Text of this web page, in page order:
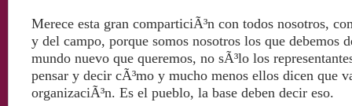
Merece esta gran comparticiÃ³n con todos nosotros,
y del campo, porque somos nosotros los que debemos
mundo nuevo que queremos, no sÃ³lo los
pensar y decir cÃ³mo y mucho menos ellos dicen que
organizaciÃ³n. Es el pueblo, la base deben decir eso.